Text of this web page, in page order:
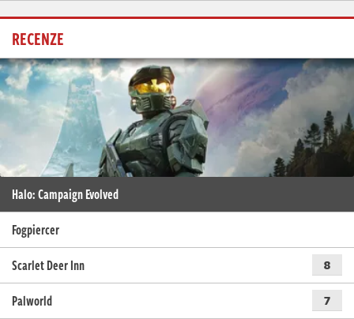
RECENZE
Halo: Campaign Evolved
Fogpiercer
Scarlet Deer Inn
8
Palworld 7